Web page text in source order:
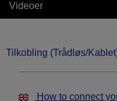
Videoer
Tilkobling (Trådløs/
How to connect